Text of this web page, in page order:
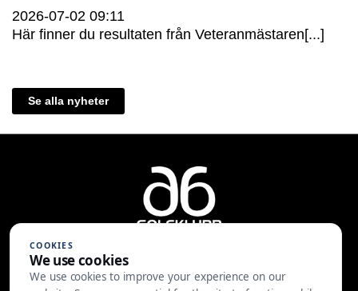
2026-07-02 09:11
Här finner du resultaten från Veteranmästaren[...]
Se alla nyheter
A6 Golfklubb | Centralvägen 37 |
COOKIES
We use cookies
We use cookies to improve your experience on our